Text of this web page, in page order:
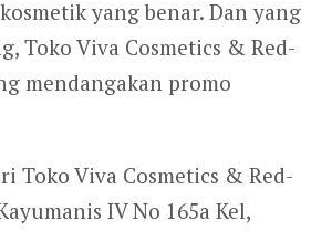
yang benar. Dan yang
Toko Viva Cosmetics & Red-
mendangakan promo
Toko Viva Cosmetics & Red-
IV No 165a Kel,